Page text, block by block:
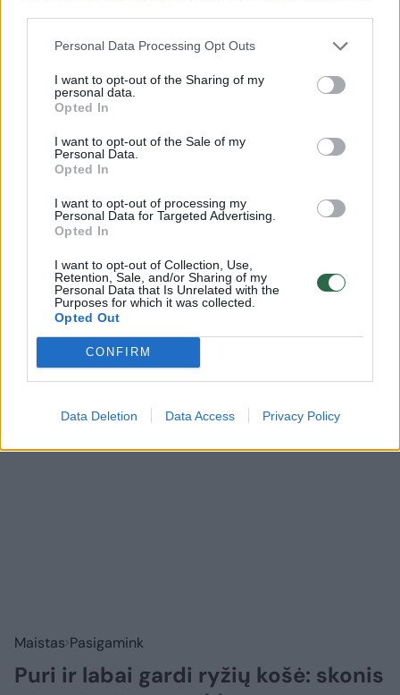
Personal Data Processing Opt Outs
I want to opt-out of the Sharing of my
personal data.
Opted In
I want to opt-out of the Sale of my
Personal Data.
Opted In
I want to opt-out of processing my
Personal Data for Targeted Advertising.
Opted In
I want to opt-out of Collection, Use,
Retention, Sale, and/or Sharing of my
Personal Data that Is Unrelated with the
Purposes for which it was collected.
Opted Out
CONFIRM
Data Deletion Data Access Privacy Policy
Komentuoti po šiuo straipsniu
Komentuoti gali tik Lrytas registruoti vartotojai.
bendruomenės ir bendraukite komentaruose!
Rodyti komentarus
Prisijungti komentatoriams
Maistas Pasigamink
Puri ir labai gardi ryžių košė: skonis